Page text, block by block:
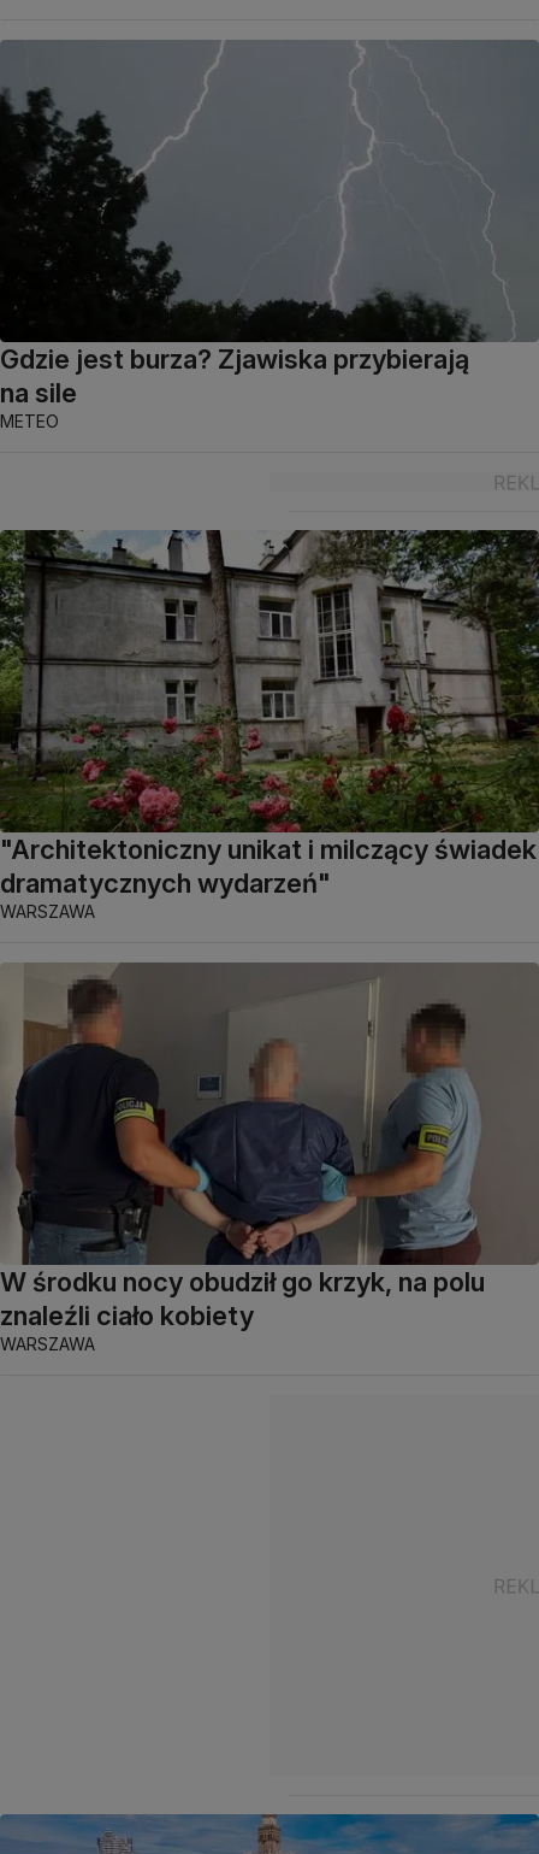
Gdzie jest burza? Zjawiska przybierają
na sile
METEO
"Architektoniczny unikat i milczący świadek
dramatycznych wydarzeń"
WARSZAWA
W środku nocy obudził go krzyk, na polu
znaleźli ciało kobiety
WARSZAWA